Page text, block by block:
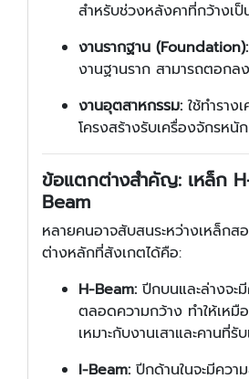
สำหรับช่วงหลังคาที่กว้างเ
งานรากฐาน (Foundation):
งานฐานราก สามารถตอกล
งานอุตสาหกรรม: ใช้ทำราง
โครงสร้างรับเครื่องจักรหนัก
ข้อแตกต่างสำคัญ: เหล็ก
Beam
หลายคนอาจสับสนระหว่างเหล็ก
ต่างหลักที่สังเกตได้คือ:
H-Beam: ปีกบนและล่างจะ
ตลอดความกว้าง ทำให้เหมื
เหมาะกับงานเสาและคานที่
I-Beam: ปีกด้านในจะมีควา